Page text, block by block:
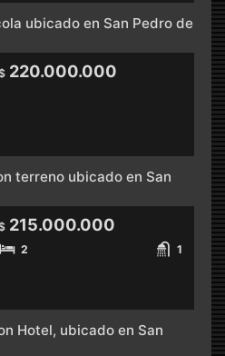
ubicado en San Pedro de
220.000.000
terreno ubicado en San
215.000.000
2 1
Hotel, ubicado en San